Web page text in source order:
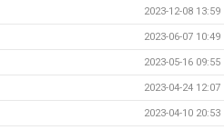
2023-12-08 13:59
2023-06-07 10:49
2023-05-16 09:55
2023-04-24 12:07
2023-04-10 20:53